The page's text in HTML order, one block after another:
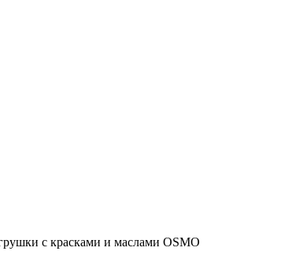
с красками и маслами OSMO